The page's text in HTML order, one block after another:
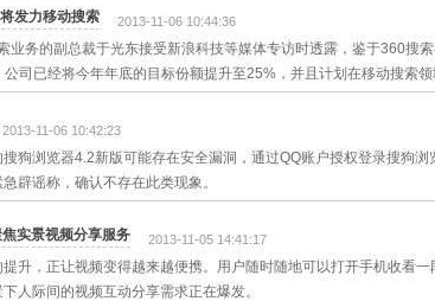
发力移动搜索 2013-11-06 10:44:36
业务的副总裁于光东接受新浪科技等媒体专访时透露，鉴于360搜
司已经将今年年底的目标份额提升至25%，并且计划在移动搜索领
2013-11-06 10:42:23
狗浏览器4.2新版可能存在安全漏洞，通过QQ账户授权登录搜狗
辟谣称，确认不存在此类现象。
实景视频分享服务 2013-11-05 14:41:17
升，正让视频变得越来越便携。用户随时随地可以打开手机收看一
人际间的视频互动分享需求正在爆发。